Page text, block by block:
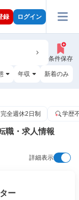
録 ログイン
条件保存
年収 新着のみ
完全週休2日制 学歴
職・求人情報
詳細表示
ー